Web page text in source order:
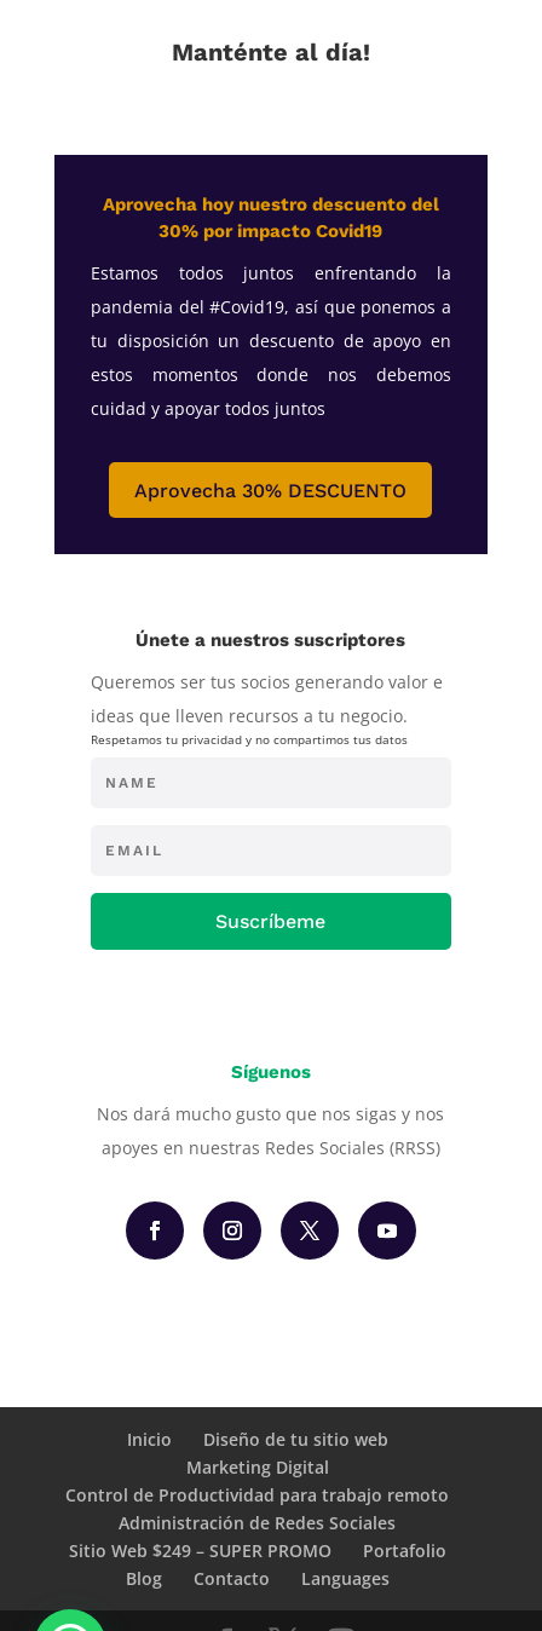
Manténte al día!
Aprovecha hoy nuestro descuento del
30% por impacto Covid19
Estamos todos juntos enfrentando la
pandemia del #Covid19, así que ponemos a
tu disposición un descuento de apoyo en
estos momentos donde nos debemos
cuidad y apoyar todos juntos
Aprovecha 30% DESCUENTO
Únete a nuestros suscriptores
Queremos ser tus socios generando valor e
ideas que lleven recursos a tu negocio.
Respetamos tu privacidad y no compartimos tus datos
Suscríbeme
Síguenos
Nos dará mucho gusto que nos sigas y nos
apoyes en nuestras Redes Sociales (RRSS)
Inicio
Diseño de tu sitio web
Marketing Digital
Control de Productividad para trabajo remoto
Administración de Redes Sociales
Sitio Web $249 – SUPER PROMO
Portafolio
Blog
Contacto Languages